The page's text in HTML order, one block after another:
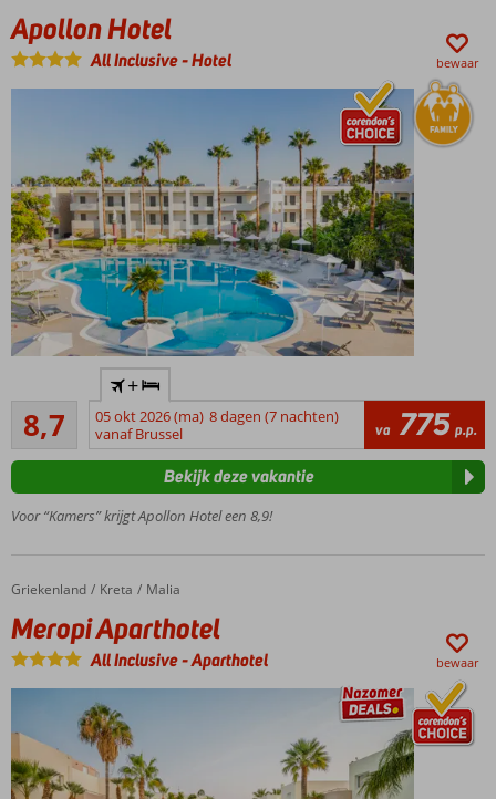
Apollon Hotel
All Inclusive-Hotel bewaar
the year
award
Vlak
ca. 2
van
Kos-
Stad
Volledig
gerenoveerde
deluxe
kamers
8,7
Aanrader
702
beoordelingen
+
05 okt 2026 (ma) 8 dagen (7 nachten)
vanaf Brussel
va 775 p.p.
Voor “Kamers” krijgt Apollon Hotel een 8,9!
Bekijk deze vakantie
Home
Griekenland Kreta Malia
Meropi Aparthotel
Meropi Aparthotel
All Inclusive-Aparthotel bewaar